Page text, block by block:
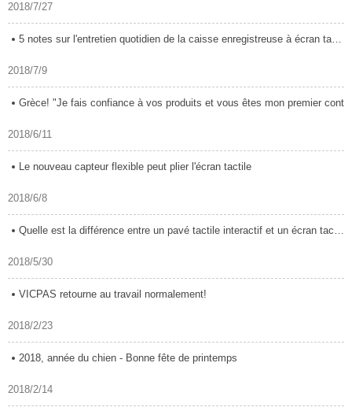
2018/7/27
5 notes sur l'entretien quotidien de la caisse enregistreuse à écran tactile
2018/7/9
Grèce! "Je fais confiance à vos produits et vous êtes mon premier contact
2018/6/11
Le nouveau capteur flexible peut plier l'écran tactile
2018/6/8
Quelle est la différence entre un pavé tactile interactif et un écran tactile?
2018/5/30
VICPAS retourne au travail normalement!
2018/2/23
2018, année du chien - Bonne fête de printemps
2018/2/14